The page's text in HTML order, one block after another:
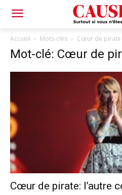
Accueil Mots-clés Cœur de pirate
Mot-clé: Cœur de
Cœur de pirate: l’autre